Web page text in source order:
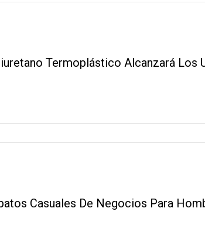
Termoplástico Alcanzará Los
Casuales De Negocios Para